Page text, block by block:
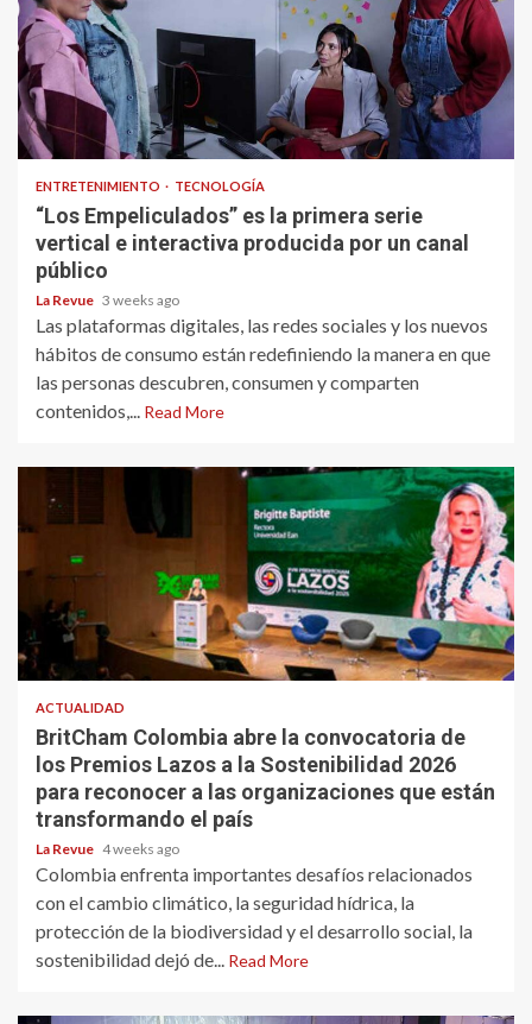
ENTRETENIMIENTO TECNOLOGÍA
“Los Empeliculados” es la primera serie
vertical e interactiva producida por un canal
público
La Revue 3 weeks ago
Las plataformas digitales, las redes sociales y los nuevos
hábitos de consumo están redefiniendo la manera en que
las personas descubren, consumen y comparten
contenidos,... Read More
ACTUALIDAD
BritCham Colombia abre la convocatoria de
los Premios Lazos a la Sostenibilidad 2026
para reconocer a las organizaciones que están
transformando el país
La Revue 4 weeks ago
Colombia enfrenta importantes desafíos relacionados
con el cambio climático, la seguridad hídrica, la
protección de la biodiversidad y el desarrollo social, la
sostenibilidad dejó de... Read More